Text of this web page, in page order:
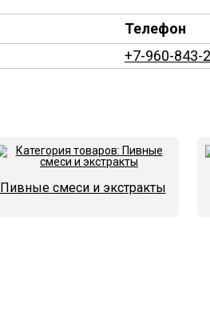
Телефон
+7-960-843-
Пивные смеси и экстракты